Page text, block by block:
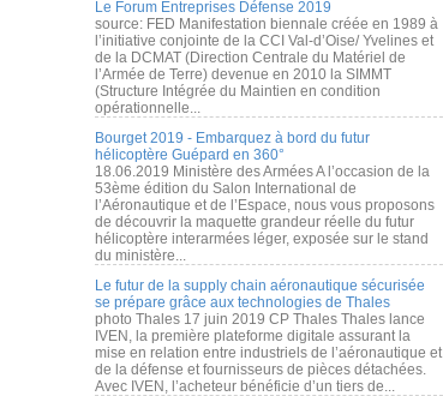
Le Forum Entreprises Défense 2019
source: FED Manifestation biennale créée en 1989 à
l’initiative conjointe de la CCI Val-d’Oise/ Yvelines et
de la DCMAT (Direction Centrale du Matériel de
l’Armée de Terre) devenue en 2010 la SIMMT
(Structure Intégrée du Maintien en condition
opérationnelle...
Bourget 2019 - Embarquez à bord du futur
hélicoptère Guépard en 360°
18.06.2019 Ministère des Armées A l’occasion de la
53ème édition du Salon International de
l’Aéronautique et de l’Espace, nous vous proposons
de découvrir la maquette grandeur réelle du futur
hélicoptère interarmées léger, exposée sur le stand
du ministère...
Le futur de la supply chain aéronautique sécurisée
se prépare grâce aux technologies de Thales
photo Thales 17 juin 2019 CP Thales Thales lance
IVEN, la première plateforme digitale assurant la
mise en relation entre industriels de l’aéronautique et
de la défense et fournisseurs de pièces détachées.
Avec IVEN, l’acheteur bénéficie d’un tiers de...